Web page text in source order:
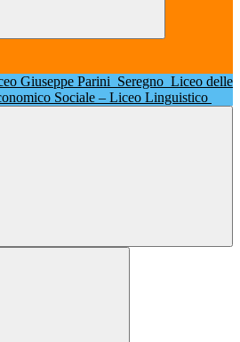
Giuseppe Parini Seregno Liceo delle
Sociale – Liceo Linguistico